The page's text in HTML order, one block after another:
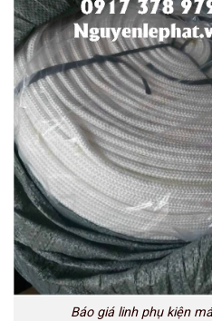
Báo giá linh phụ kiện